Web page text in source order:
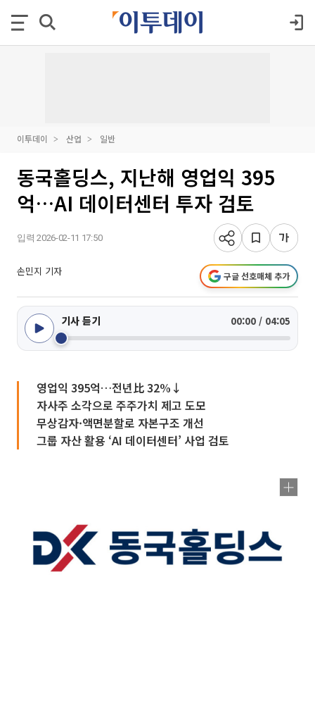
이투데이 산업 일반
동국홀딩스, 지난해 영업익 395
억…AI 데이터센터 투자 검토
입력 2026-02-11 17:50
손민지 기자 구글 선호매체 추가
기사 듣기 00:00 / 04:05
영업익 395억…전년比 32%↓
자사주 소각으로 주주가치 제고 도모
무상감자·액면분할로 자본구조 개선
그룹 자산 활용 ‘AI 데이터센터’ 사업 검토